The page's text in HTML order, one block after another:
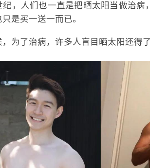
纪，人们也一直是把晒太阳当做治病
是买一送一而已。
为了治病，许多人盲目晒太阳还得了